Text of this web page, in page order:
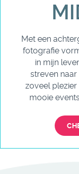
Met een
fotografie
in mijn
streven
zoveel
mooie